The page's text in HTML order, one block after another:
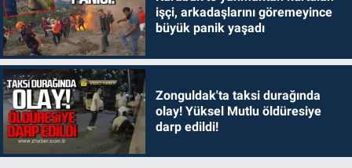
işçi, arkadaşlarını göremeyince
büyük panik yaşadı
Zonguldak'ta taksi durağında
olay! Yüksel Mutlu öldüresiye
darp edildi!